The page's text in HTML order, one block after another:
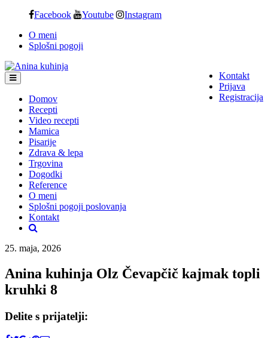
content
Facebook Youtube Instagram
O meni
Splošni pogoji
Kontakt
Prijava
Registracija
Domov
Recepti
Video recepti
Mamica
Pisarije
Zdrava & lepa
Trgovina
Dogodki
Reference
O meni
Splošni pogoji poslovanja
Kontakt
25. maja, 2026
Anina kuhinja Olz Čevapčič kajmak topli
kruhki 8
Delite s prijatelji: